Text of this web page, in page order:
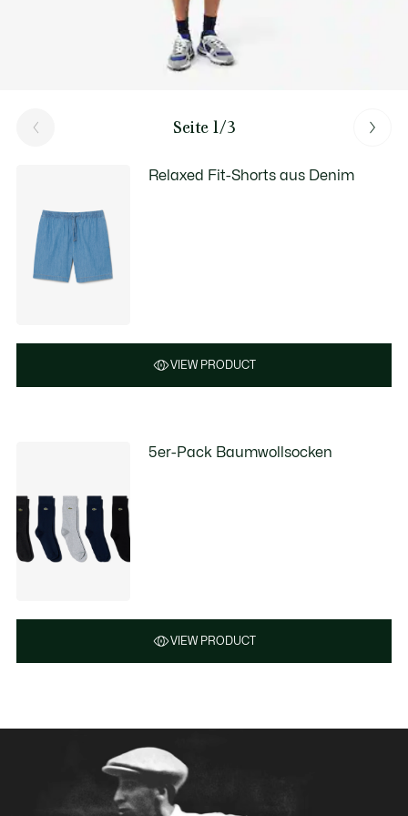
Seite 1/3
Relaxed Fit-Shorts aus Denim
VIEW PRODUCT
5er-Pack Baumwollsocken
VIEW PRODUCT